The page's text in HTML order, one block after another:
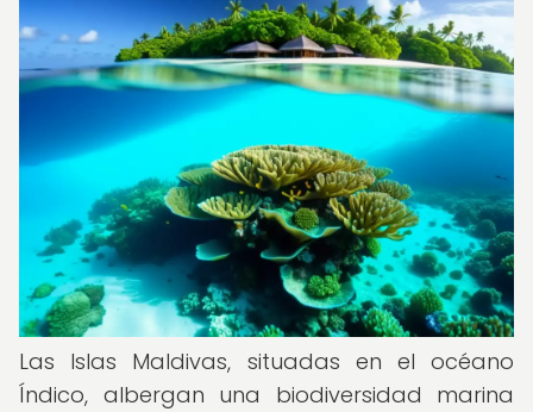
Las Islas Maldivas, situadas en el océano
Índico, albergan una biodiversidad marina